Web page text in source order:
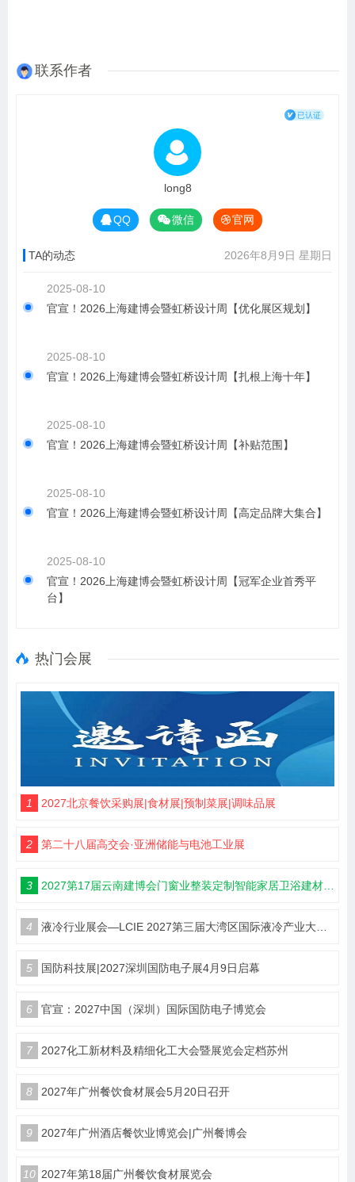
联系作者
long8
QQ 微信 官网
TA的动态 2026年8月9日 星期日
2025-08-10
官宣！2026上海建博会暨虹桥设计周【优化展区规划】
2025-08-10
官宣！2026上海建博会暨虹桥设计周【扎根上海十年】
2025-08-10
官宣！2026上海建博会暨虹桥设计周【补贴范围】
2025-08-10
官宣！2026上海建博会暨虹桥设计周【高定品牌大集合】
2025-08-10
官宣！2026上海建博会暨虹桥设计周【冠军企业首秀平
台】
热门会展
1 2027北京餐饮采购展|食材展|预制菜展|调味品展
2 第二十八届高交会·亚洲储能与电池工业展
3 2027第17届云南建博会门窗业整装定制智能家居卫浴建材展会
4 液冷行业展会—LCIE 2027第三届大湾区国际液冷产业大会暨展览会（深圳）
5 国防科技展|2027深圳国防电子展4月9日启幕
6 官宣：2027中国（深圳）国际国防电子博览会
7 2027化工新材料及精细化工大会暨展览会定档苏州
8 2027年广州餐饮食材展会5月20日召开
9 2027年广州酒店餐饮业博览会|广州餐博会
10 2027年第18届广州餐饮食材展览会